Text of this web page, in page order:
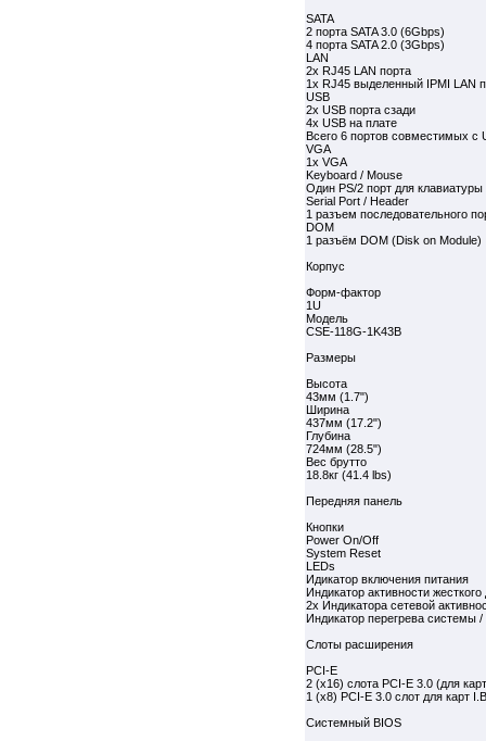
SATA
2 порта SATA 3.0 (6Gbps)
4 порта SATA 2.0 (3Gbps)
LAN
2x RJ45 LAN порта
1x RJ45 выделенный IPMI LAN
USB
2x USB порта сзади
4x USB на плате
Всего 6 портов совместимых с
VGA
1x VGA
Keyboard / Mouse
Один PS/2 порт для
Serial Port / Header
1 разъем последовательного
DOM
1 разъём DOM (Disk on Module)
Корпус
Форм-фактор
1U
Модель
CSE-118G-1K43B
Размеры
Высота
43мм (1.7")
Ширина
437мм (17.2")
Глубина
724мм (28.5")
Вес брутто
18.8кг (41.4 lbs)
Передняя панель
Кнопки
Power On/Off
System Reset
LEDs
Идикатор включения питания
Индикатор активности жесткого
2x Индикатора сетевой
Индикатор перегрева системы
Слоты расширения
PCI-E
2 (x16) слота PCI-E 3.0 (для
1 (x8) PCI-E 3.0 слот для карт
Системный BIOS